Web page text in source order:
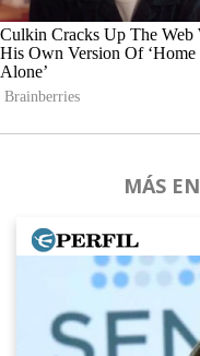
MÁS EN